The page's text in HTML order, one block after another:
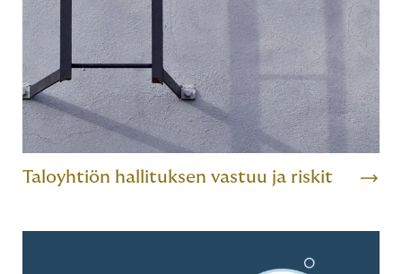
Taloyhtiön hallituksen vastuu ja riskit